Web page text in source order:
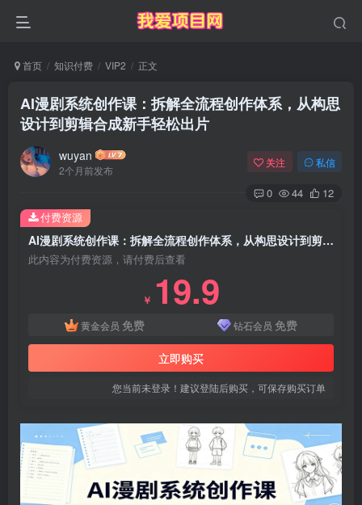
首页 知识付费 VIP2 正文
AI漫剧系统创作课：拆解全流程创作体系，从构思
设计到剪辑合成新手轻松出片
wuyan
2个月前发布
关注 私信
0 44 12
AI漫剧系统创作课：拆解全流程创作体系，从构思设计到剪辑合成新手轻松出片
此内容为付费资源，请付费后查看
￥ 19.9
黄金会员 免费 钻石会员 免费
立即购买
您当前未登录！建议登陆后购买，可保存购买订单
付费资源